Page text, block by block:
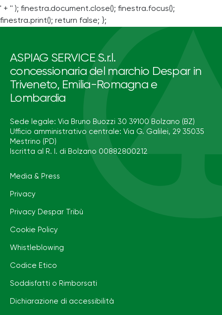
' + '' ); finestra.document.close(); finestra.focus();
finestra.print(); return false; };
ASPIAG SERVICE S.r.l.
concessionaria del marchio Despar in
Triveneto, Emilia-Romagna e
Lombardia
Sede legale: Via Bruno Buozzi 30 39100 Bolzano (BZ)
Ufficio amministrativo centrale: Via G. Galilei, 29 35035
Mestrino (PD)
Iscritta al R. I. di Bolzano 00882800212
Media & Press
Privacy
Privacy Despar Tribù
Cookie Policy
Whistleblowing
Codice Etico
Soddisfatti o Rimborsati
Dichiarazione di accessibilità